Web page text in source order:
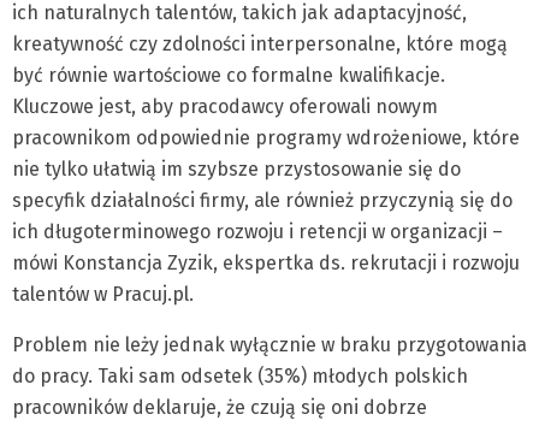
ich naturalnych talentów, takich jak adaptacyjność,
kreatywność czy zdolności interpersonalne, które mogą
być równie wartościowe co formalne kwalifikacje.
Kluczowe jest, aby pracodawcy oferowali nowym
pracownikom odpowiednie programy wdrożeniowe, które
nie tylko ułatwią im szybsze przystosowanie się do
specyfik działalności firmy, ale również przyczynią się do
ich długoterminowego rozwoju i retencji w organizacji –
mówi Konstancja Zyzik, ekspertka ds. rekrutacji i rozwoju
talentów w Pracuj.pl.
Problem nie leży jednak wyłącznie w braku przygotowania
do pracy. Taki sam odsetek (35%) młodych polskich
pracowników deklaruje, że czują się oni dobrze